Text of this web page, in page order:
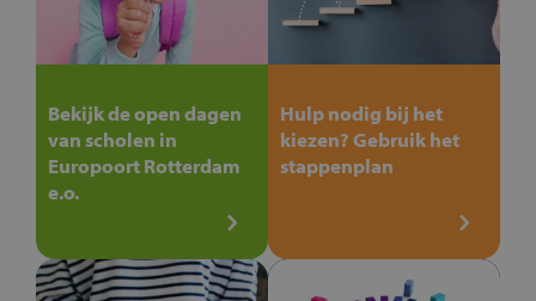
Bekijk de open dagen
van scholen in
Europoort Rotterdam
e.o.
Hulp nodig bij het
kiezen? Gebruik het
stappenplan